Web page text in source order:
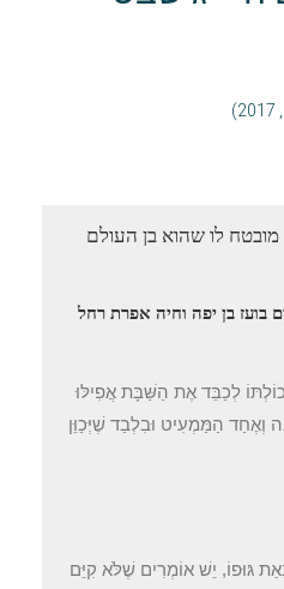
לו שהוא בן העולם
בועז בן יפה וחיה אפרת רחל
לְכַבֵּד אֶת הַשַּׁבָּת אֲפִילּוּ
וְאֶחַד הַמַּמְעִיט וּבִלְבַד שֶׁיְּכַוֵּן
גּוּפוֹ, יֵשׁ אוֹמְרִים שֶׁלֹּא קִיֵּם